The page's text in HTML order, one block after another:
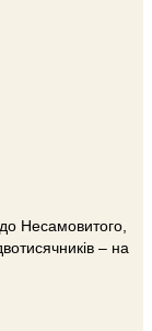
Несамовитого,
– на